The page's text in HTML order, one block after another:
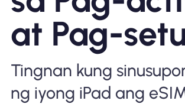
Gamit ang isang ESIM
Para sa Negosyo
at Pag-
Tingnan kung
ng iyong iPad ang